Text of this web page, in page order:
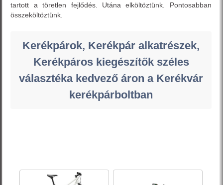
tartott a töretlen fejlődés. Utána elköltöztünk. Pontosabban
összeköltöztünk.
Kerékpárok, Kerékpár alkatrészek,
Kerékpáros kiegészítők széles
választéka kedvező áron a Kerékvár
kerékpárboltban